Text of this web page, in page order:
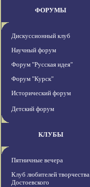
ФОРУМЫ
Дискуссионный клуб
Научный форум
Форум "Русская идея"
Форум "Курск"
Исторический форум
Детский форум
КЛУБЫ
Пятничные вечера
Клуб любителей творчества
Достоевского